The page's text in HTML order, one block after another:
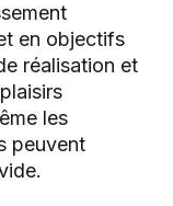
en objectifs
réalisation et
les
peuvent